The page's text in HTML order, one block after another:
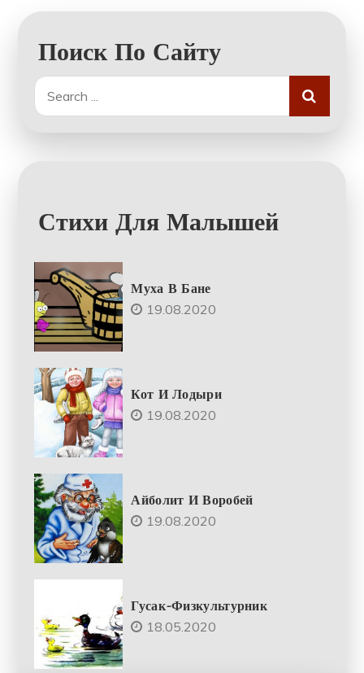
Поиск По Сайту
Search
for:
Стихи Для Малышей
Муха В Бане
19.08.2020
Кот И Лодыри
19.08.2020
Айболит И Воробей
19.08.2020
Гусак-Физкультурник
18.05.2020